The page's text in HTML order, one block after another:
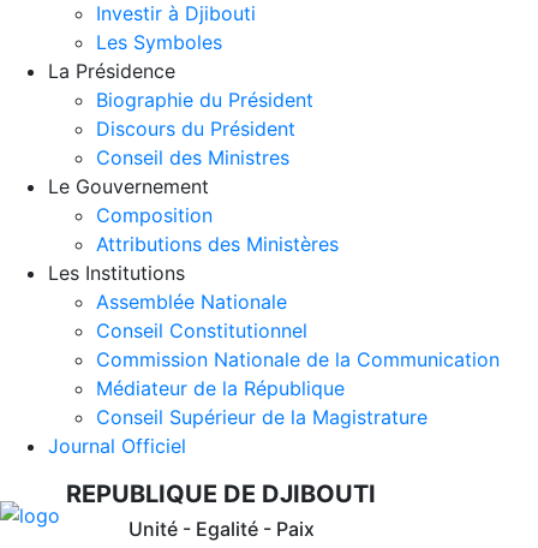
Investir à Djibouti
Les Symboles
La Présidence
Biographie du Président
Discours du Président
Conseil des Ministres
Le Gouvernement
Composition
Attributions des Ministères
Les Institutions
Assemblée Nationale
Conseil Constitutionnel
Commission Nationale de la Communication
Médiateur de la République
Conseil Supérieur de la Magistrature
Journal Officiel
REPUBLIQUE DE DJIBOUTI
Unité - Egalité - Paix